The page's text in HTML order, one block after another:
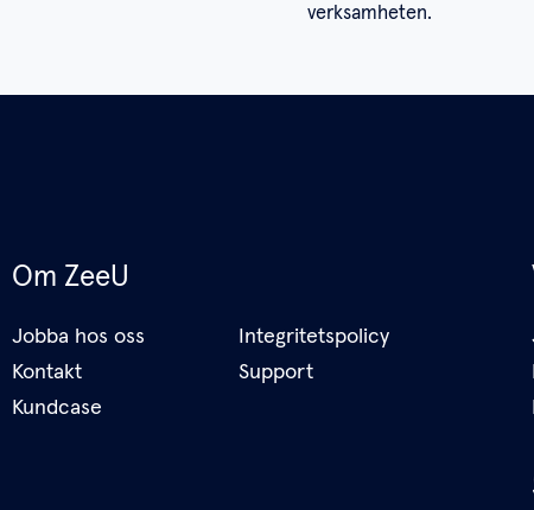
verksamheten.
Om ZeeU
Jobba hos oss
Kontakt
Kundcase
Integritetspolicy
Support